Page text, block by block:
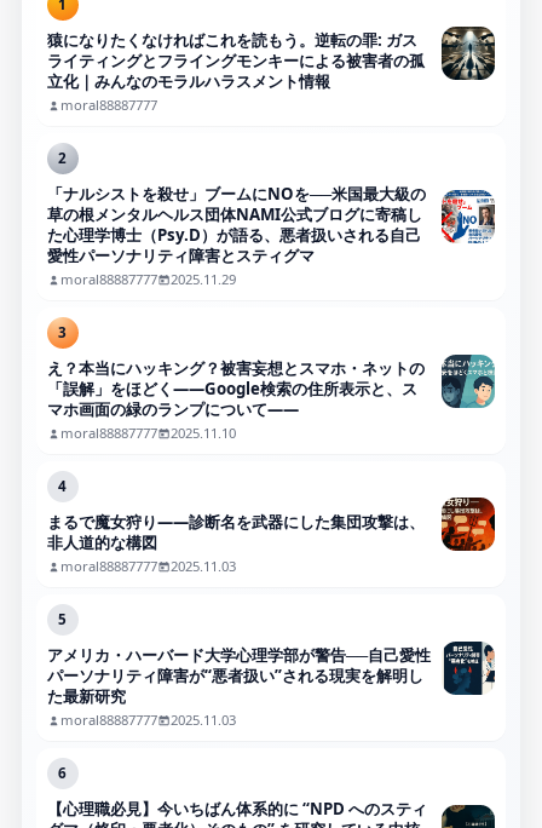
1
猿になりたくなければこれを読もう。逆転の罪: ガス
ライティングとフライングモンキーによる被害者の孤
立化｜みんなのモラルハラスメント情報
moral88887777
2
「ナルシストを殺せ」ブームにNOを──米国最大級の
草の根メンタルヘルス団体NAMI公式ブログに寄稿し
た心理学博士（Psy.D）が語る、悪者扱いされる自己
愛性パーソナリティ障害とスティグマ
moral88887777 2025.11.29
3
え？本当にハッキング？被害妄想とスマホ・ネットの
「誤解」をほどく――Google検索の住所表示と、ス
マホ画面の緑のランプについて――
moral88887777 2025.11.10
4
まるで魔女狩り——診断名を武器にした集団攻撃は、
非人道的な構図
moral88887777 2025.11.03
5
アメリカ・ハーバード大学心理学部が警告──自己愛性
パーソナリティ障害が“悪者扱い”される現実を解明し
た最新研究
moral88887777 2025.11.03
6
【心理職必見】今いちばん体系的に “NPD へのスティ